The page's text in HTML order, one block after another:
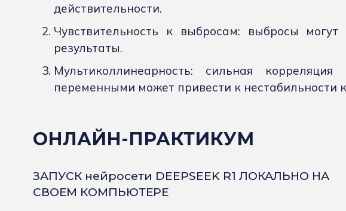
действительности.
Чувствительность к выбросам: выбросы могут
результаты.
Мультиколлинеарность: сильная
переменными может привести к нестабильности
ОНЛАЙН-ПРАКТИКУМ
ЗАПУСК нейросети DEEPSEEK R1 ЛОКАЛЬНО НА
СВОЕМ КОМПЬЮТЕРЕ